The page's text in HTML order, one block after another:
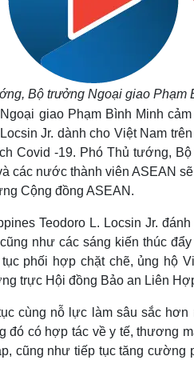
Bộ trưởng Ngoại giao Phạm
giao Phạm Bình Minh
Jr. dành cho Việt Nam
Covid -19. Phó Thủ tướng,
các nước thành viên ASEAN
Cộng đồng ASEAN.
Teodoro L. Locsin Jr.
như các sáng kiến thúc
phối hợp chặt chẽ, ủng hộ
trực Hội đồng Bảo an Liên
cùng nỗ lực làm sâu sắc
đó có hợp tác về y tế, thương
cũng như tiếp tục tăng